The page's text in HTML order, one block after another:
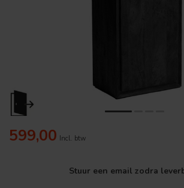
599,00 Incl. btw
Stuur een email zodra